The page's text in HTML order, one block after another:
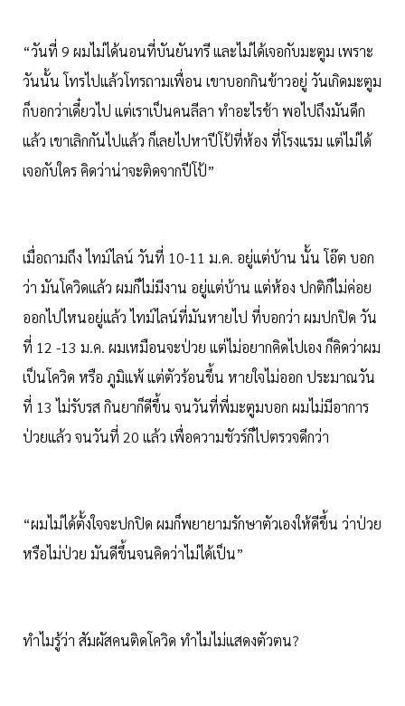
“วันที่ 9 ผมไม่ได้นอนที่บันยันทรี และไม่ได้เจอกับมะตูม เพราะ
วันนั้น โทรไปแล้วโทรถามเพื่อน เขาบอกกินข้าวอยู่ วันเกิดมะตูม
ก็บอกว่าเดี๋ยวไป แต่เราเป็นคนลีลา ทำอะไรช้า พอไปถึงมันดึก
แล้ว เขาเลิกกันไปแล้ว ก็เลยไปหาปีโป้ที่ห้อง ที่โรงแรม แต่ไม่ได้
เจอกับใคร คิดว่าน่าจะติดจากปีโป้”
เมื่อถามถึง ไทม์ไลน์ วันที่ 10-11 ม.ค. อยู่แต่บ้าน นั้น โอ๊ต บอก
ว่า มันโควิดแล้ว ผมก็ไม่มีงาน อยู่แต่บ้าน แต่ห้อง ปกติก็ไม่ค่อย
ออกไปไหนอยู่แล้ว ไทม์ไลน์ที่มันหายไป ที่บอกว่า ผมปกปิด วัน
ที่ 12 -13 ม.ค. ผมเหมือนจะป่วย แต่ไม่อยากคิดไปเอง ก็คิดว่าผม
เป็นโควิด หรือ ภูมิแพ้ แต่ตัวร้อนขึ้น หายใจไม่ออก ประมาณวัน
ที่ 13 ไม่รับรส กินยาก็ดีขึ้น จนวันที่พี่มะตูมบอก ผมไม่มีอาการ
ป่วยแล้ว จนวันที่ 20 แล้ว เพื่อความชัวร์ก็ไปตรวจดีกว่า
“ผมไม่ได้ตั้งใจจะปกปิด ผมก็พยายามรักษาตัวเองให้ดีขึ้น ว่าป่วย
หรือไม่ป่วย มันดีขึ้นจนคิดว่าไม่ได้เป็น”
ทำไมรู้ว่า สัมผัสคนติดโควิด ทำไมไม่แสดงตัวตน?